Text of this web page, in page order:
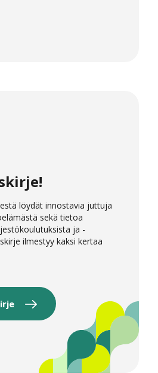
löydät innostavia juttuja
sekä tietoa
ja -
ilmestyy kaksi kertaa